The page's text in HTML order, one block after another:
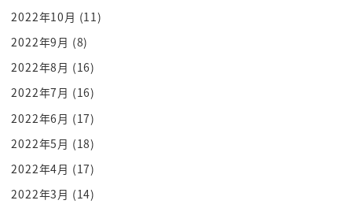
ない人に向けてDMでこの人これぐらい
わかってるからわかってないかなって言っ
て聞く後ですよ共同
管理しましょうとかね
とにかく何かを言ってきますでも
秘密鍵とシークレットリカバリーフレーズ
を聞いてくる人間にいい人間は一人もい
ません
マザーテレサのようなね
2022年10月 (11)
2022年9月 (8)
2022年8月 (16)
2022年7月 (16)
2022年6月 (17)
2022年5月 (18)
2022年4月 (17)
2022年3月 (14)